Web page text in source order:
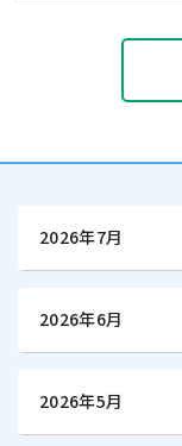
2026年7月
2026年6月
2026年5月